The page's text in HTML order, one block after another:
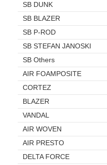
SB DUNK
SB BLAZER
SB P-ROD
SB STEFAN JANOSKI
SB Others
AIR FOAMPOSITE
CORTEZ
BLAZER
VANDAL
AIR WOVEN
AIR PRESTO
DELTA FORCE